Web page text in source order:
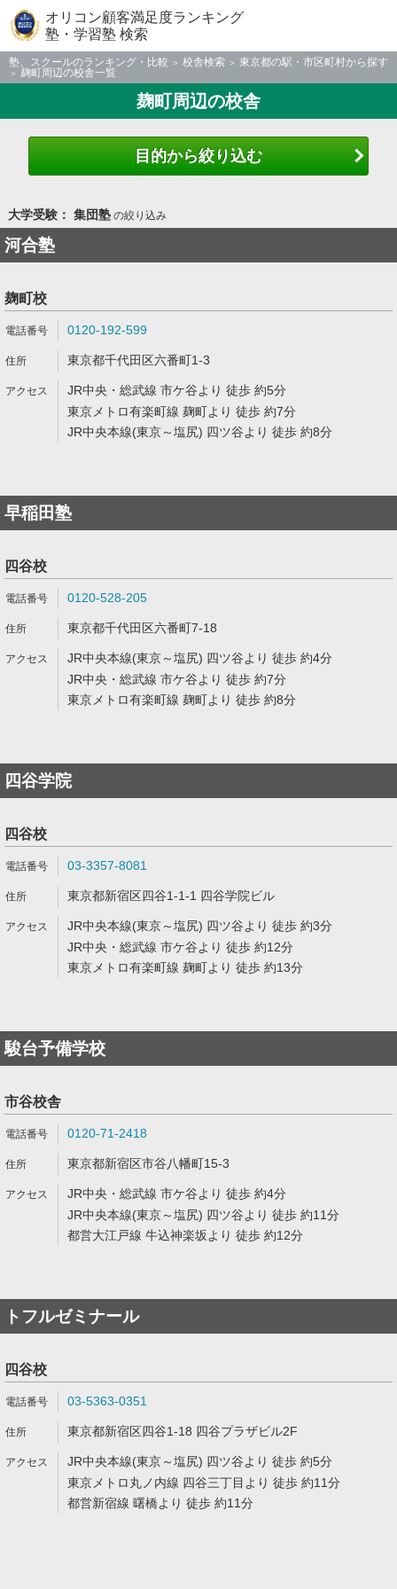
オリコン顧客満足度ランキング
塾・学習塾 検索
塾、スクールのランキング・比較 校舎検索
東京都の駅・市区町村から探す
麹町周辺の校舎一覧
麹町周辺の校舎
目的から絞り込む
大学受験： 集団塾の絞り込み
河合塾
麹町校
0120-192-599
東京都千代田区六番町1-3
JR中央・総武線 市ケ谷より 徒歩 約5分
東京メトロ有楽町線 麹町より 徒歩 約7分
JR中央本線(東京～塩尻) 四ツ谷より 徒歩 約8分
早稲田塾
四谷校
0120-528-205
東京都千代田区六番町7-18
JR中央本線(東京～塩尻) 四ツ谷より 徒歩 約4分
JR中央・総武線 市ケ谷より 徒歩 約7分
東京メトロ有楽町線 麹町より 徒歩 約8分
四谷学院
四谷校
03-3357-8081
東京都新宿区四谷1-1-1 四谷学院ビル
JR中央本線(東京～塩尻) 四ツ谷より 徒歩 約3分
JR中央・総武線 市ケ谷より 徒歩 約12分
東京メトロ有楽町線 麹町より 徒歩 約13分
駿台予備学校
市谷校舎
0120-71-2418
東京都新宿区市谷八幡町15-3
JR中央・総武線 市ケ谷より 徒歩 約4分
JR中央本線(東京～塩尻) 四ツ谷より 徒歩 約11分
都営大江戸線 牛込神楽坂より 徒歩 約12分
トフルゼミナール
四谷校
03-5363-0351
東京都新宿区四谷1-18 四谷プラザビル2F
JR中央本線(東京～塩尻) 四ツ谷より 徒歩 約5分
東京メトロ丸ノ内線 四谷三丁目より 徒歩 約11分
都営新宿線 曙橋より 徒歩 約11分